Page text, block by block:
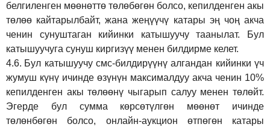
белгиленген мөөнөттө төлөбөгөн болсо, кепилденген акы
төлөө кайтарылбайт, жана жеңүүчү катары эң чоң акча
ченин сунуштаган кийинки катышуучу таанылат. Бул
катышуучуга сунуш киргизүү менен билдирме келет.
4.6. Бул катышуучу смс-билдирүүнү алгандан кийинки үч
жумуш күнү ичинде өзүнүн максималдуу акча ченин 10%
кепилденген акы төлөөнү чыгарып салуу менен төлөйт.
Эгерде бул сумма көрсөтүлгөн мөөнөт ичинде
төлөнбөгөн болсо, онлайн-аукцион өтпөгөн катары